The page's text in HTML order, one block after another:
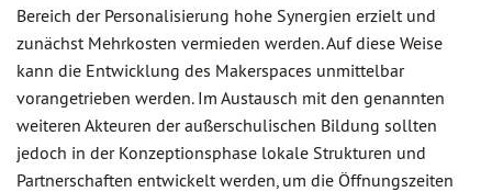
Bereich der Personalisierung hohe Synergien erzielt und
zunächst Mehrkosten vermieden werden. Auf diese Weise
kann die Entwicklung des Makerspaces unmittelbar
vorangetrieben werden. Im Austausch mit den genannten
weiteren Akteuren der außerschulischen Bildung sollten
jedoch in der Konzeptionsphase lokale Strukturen und
Partnerschaften entwickelt werden, um die Öffnungszeiten